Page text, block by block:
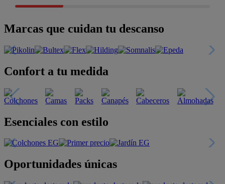
Marcas que cuidan tu descanso
Confort a tu medida
Esenciales con estilo
Oportunidades únicas